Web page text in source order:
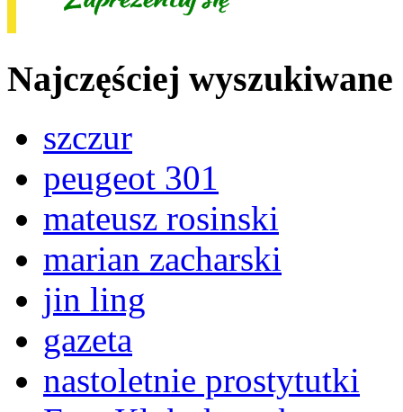
Najczęściej wyszukiwane
szczur
peugeot 301
mateusz rosinski
marian zacharski
jin ling
gazeta
nastoletnie prostytutki